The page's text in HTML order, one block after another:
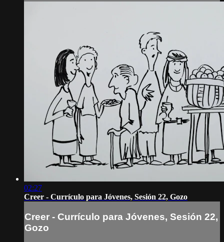
02:27
Creer - Currículo para Jóvenes, Sesión 22, Gozo
Creer - Currículo para Jóvenes, Sesión 22,
Gozo